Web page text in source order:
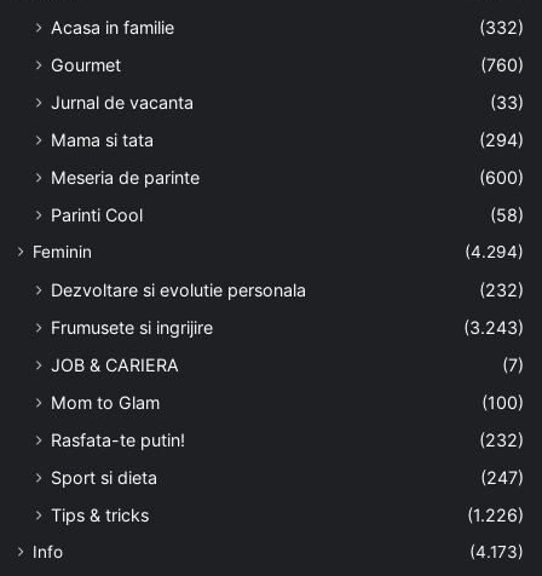
Acasa in familie
(332)
Gourmet
(760)
Jurnal de vacanta
(33)
Mama si tata
(294)
Meseria de parinte
(600)
Parinti Cool
(58)
Feminin (4.294)
Dezvoltare si evolutie personala
(232)
Frumusete si ingrijire
(3.243)
JOB & CARIERA
(7)
Mom to Glam
(100)
Rasfata-te putin!
(232)
Sport si dieta
(247)
Tips & tricks
(1.226)
Info
(4.173)